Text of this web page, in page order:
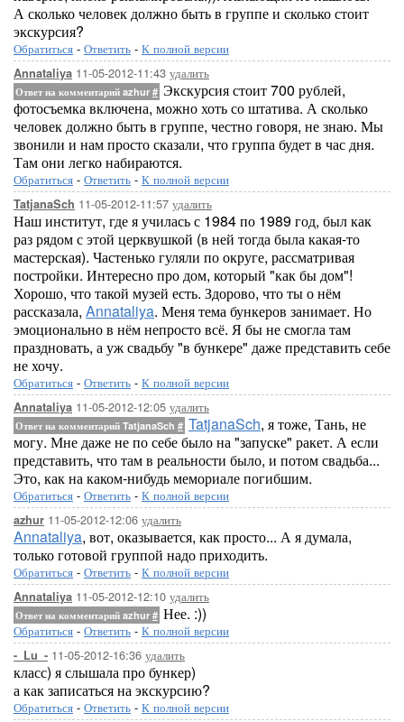
А сколько человек должно быть в группе и сколько стоит
экскурсия?
Обратиться - Ответить - К полной версии
Annataliya 11-05-2012-11:43 удалить
Ответ на комментарий azhur # Экскурсия стоит 700 рублей,
фотосъемка включена, можно хоть со штатива. А сколько
человек должно быть в группе, честно говоря, не знаю. Мы
звонили и нам просто сказали, что группа будет в час дня.
Там они легко набираются.
Обратиться - Ответить - К полной версии
TatjanaSch 11-05-2012-11:57 удалить
Наш институт, где я училась с 1984 по 1989 год, был как
раз рядом с этой церквушкой (в ней тогда была какая-то
мастерская). Частенько гуляли по округе, рассматривая
постройки. Интересно про дом, который "как бы дом"!
Хорошо, что такой музей есть. Здорово, что ты о нём
рассказала, Annataliya. Меня тема бункеров занимает. Но
эмоционально в нём непросто всё. Я бы не смогла там
праздновать, а уж свадьбу "в бункере" даже представить себе
не хочу.
Обратиться - Ответить - К полной версии
Annataliya 11-05-2012-12:05 удалить
Ответ на комментарий TatjanaSch # TatjanaSch, я тоже, Тань, не
могу. Мне даже не по себе было на "запуске" ракет. А если
представить, что там в реальности было, и потом свадьба...
Это, как на каком-нибудь мемориале погибшим.
Обратиться - Ответить - К полной версии
azhur 11-05-2012-12:06 удалить
Annataliya, вот, оказывается, как просто... А я думала,
только готовой группой надо приходить.
Обратиться - Ответить - К полной версии
Annataliya 11-05-2012-12:10 удалить
Ответ на комментарий azhur # Нее. :))
Обратиться - Ответить - К полной версии
-_Lu_- 11-05-2012-16:36 удалить
класс) я слышала про бункер)
а как записаться на экскурсию?
Обратиться - Ответить - К полной версии